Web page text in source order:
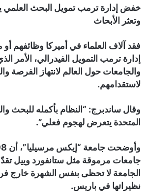
خفض إدارة ترمب تمويل البحث العلمي
وتعثر الأبحاث
فقد آلاف العلماء في أميركا وظائفهم
إدارة ترمب التمويل الفيدرالي، الأمر
والجامعات حول العالم لانتهاز الفرصة
لاستقدامهم.
وقال ساندبرج: “النظام بأكمله للبحث
المتحدة يتعرض لهجوم فعلي”.
جامعات مرموقة مثل ستانفورد وييل
الجامعة لا تحظى بنفس الشهرة خارج
نظيراتها في باريس.